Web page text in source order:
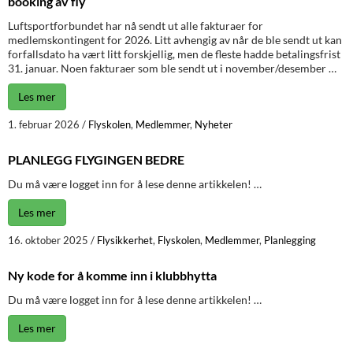
Luftsportforbundet har nå sendt ut alle fakturaer for
medlemskontingent for 2026. Litt avhengig av når de ble sendt ut kan
forfallsdato ha vært litt forskjellig, men de fleste hadde betalingsfrist
31. januar. Noen fakturaer som ble sendt ut i november/desember …
Les mer
1. februar 2026 / Flyskolen, Medlemmer, Nyheter
PLANLEGG FLYGINGEN BEDRE
Du må være logget inn for å lese denne artikkelen! …
Les mer
16. oktober 2025 / Flysikkerhet, Flyskolen, Medlemmer, Planlegging
Ny kode for å komme inn i klubbhytta
Du må være logget inn for å lese denne artikkelen! …
Les mer